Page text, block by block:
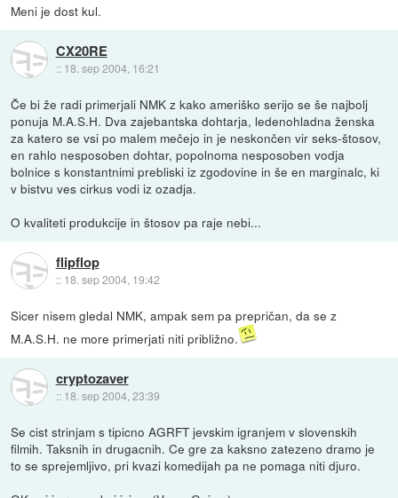
Meni je dost kul.
CX20RE
:: 18. sep 2004, 16:21
Če bi že radi primerjali NMK z kako ameriško serijo se še najbolj
ponuja M.A.S.H. Dva zajebantska dohtarja, ledenohladna ženska
za katero se vsi po malem mečejo in je neskončen vir seks-štosov,
en rahlo nesposoben dohtar, popolnoma nesposoben vodja
bolnice s konstantnimi prebliski iz zgodovine in še en marginalc, ki
v bistvu ves cirkus vodi iz ozadja.
O kvaliteti produkcije in štosov pa raje nebi...
flipflop
:: 18. sep 2004, 19:42
Sicer nisem gledal NMK, ampak sem pa prepričan, da se z
M.A.S.H. ne more primerjati niti približno.
cryptozaver
:: 18. sep 2004, 23:39
Se cist strinjam s tipicno AGRFT jevskim igranjem v slovenskih
filmih. Taksnih in drugacnih. Ce gre za kaksno zatezeno dramo je
to se sprejemljivo, pri kvazi komedijah pa ne pomaga niti djuro.